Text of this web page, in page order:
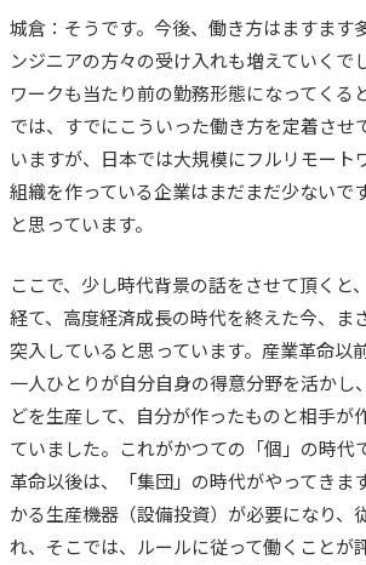
城倉：そうです。今後、働き方はますます
ンジニアの方々の受け入れも増えていくで
ワークも当たり前の勤務形態になってくる
では、すでにこういった働き方を定着させ
いますが、日本では大規模にフルリモート
組織を作っている企業はまだまだ少ないで
と思っています。
ここで、少し時代背景の話をさせて頂くと
経て、高度経済成長の時代を終えた今、ま
突入していると思っています。 産業革命以
一人ひとりが自分自身の得意分野を活かし
どを生産して、自分が作ったものと相手が
ていました。これがかつての「個」の時代
革命以後は、「集団」の時代がやってきま
かる生産機器（設備投資）が必要になり、
れ、そこでは、ルールに従って働くことが